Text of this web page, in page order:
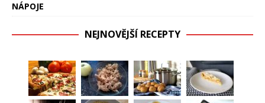
NÁPOJE
NEJNOVĚJŠÍ RECEPTY